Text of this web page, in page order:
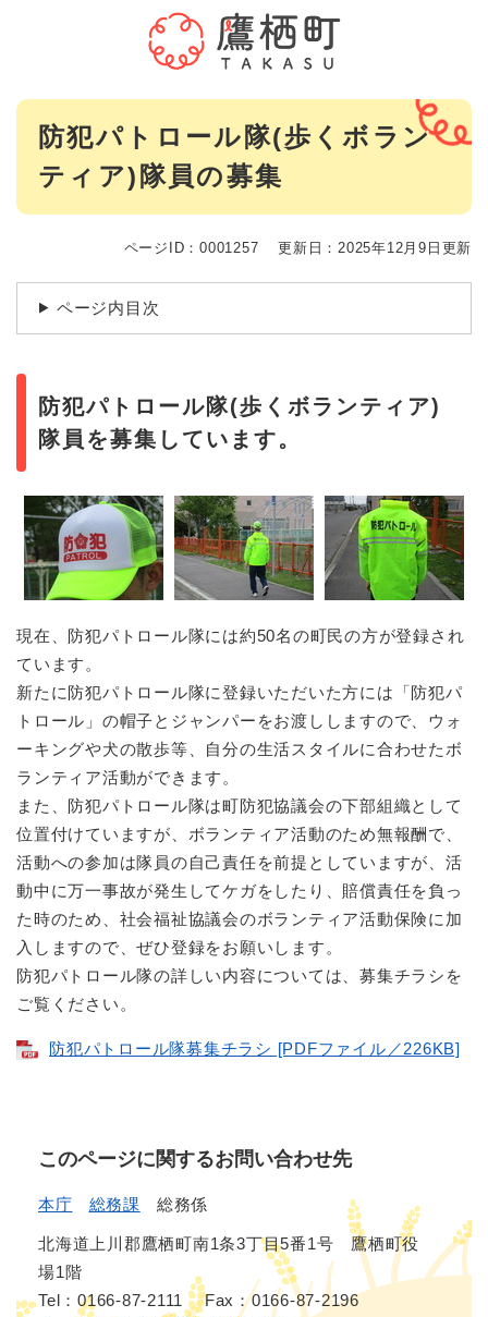
メニューを飛ばして本文へ
本
防犯パトロール隊(歩くボラン
ティア)隊員の募集
ページID：0001257 更新日：2025年12月9日更新
ページ内目次
防犯パトロール隊(歩くボランティア)
隊員を募集しています。
現在、防犯パトロール隊には約50名の町民の方が登録され
ています。
新たに防犯パトロール隊に登録いただいた方には「防犯パ
トロール」の帽子とジャンパーをお渡ししますので、ウォ
ーキングや犬の散歩等、自分の生活スタイルに合わせたボ
ランティア活動ができます。
また、防犯パトロール隊は町防犯協議会の下部組織として
位置付けていますが、ボランティア活動のため無報酬で、
活動への参加は隊員の自己責任を前提としていますが、活
動中に万一事故が発生してケガをしたり、賠償責任を負っ
た時のため、社会福祉協議会のボランティア活動保険に加
入しますので、ぜひ登録をお願いします。
防犯パトロール隊の詳しい内容については、募集チラシを
ご覧ください。
防犯パトロール隊募集チラシ [PDFファイル／226KB]
このページに関するお問い合わせ先
本庁 総務課 総務係
北海道上川郡鷹栖町南1条3丁目5番1号 鷹栖町役
場1階
Tel：0166-87-2111
Fax：0166-87-2196